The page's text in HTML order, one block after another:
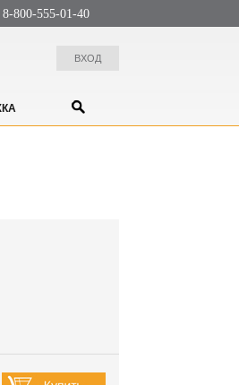
8-800-555-01-40
ВХОД